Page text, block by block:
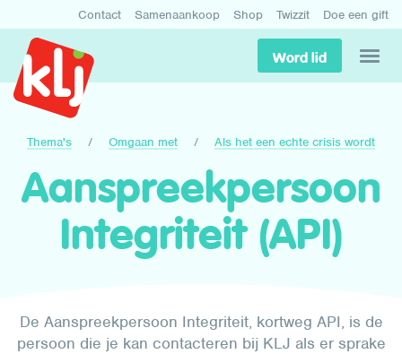
Contact Samenaankoop Shop Twizzit Doe een gift
Word lid
Thema's Omgaan met Als het een echte crisis wordt
Aanspreekpersoon
Integriteit (API)
De Aanspreekpersoon Integriteit, kortweg API, is de
persoon die je kan contacteren bij KLJ als er sprake